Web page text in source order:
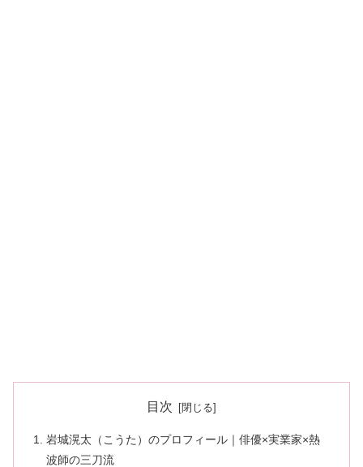
目次
岩城滉太（こうた）のプロフィール｜俳優×実業家×熱
波師の三刀流